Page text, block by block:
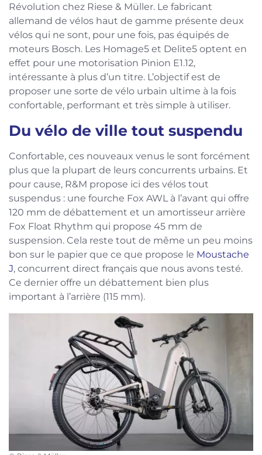
Révolution chez Riese & Müller. Le fabricant
allemand de vélos haut de gamme présente deux
vélos qui ne sont, pour une fois, pas équipés de
moteurs Bosch. Les Homage5 et Delite5 optent en
effet pour une motorisation Pinion E1.12,
intéressante à plus d’un titre. L’objectif est de
proposer une sorte de vélo urbain ultime à la fois
confortable, performant et très simple à utiliser.
Du vélo de ville tout suspendu
Confortable, ces nouveaux venus le sont forcément
plus que la plupart de leurs concurrents urbains. Et
pour cause, R&M propose ici des vélos tout
suspendus : une fourche Fox AWL à l’avant qui offre
120 mm de débattement et un amortisseur arrière
Fox Float Rhythm qui propose 45 mm de
suspension. Cela reste tout de même un peu moins
bon sur le papier que ce que propose le Moustache
J, concurrent direct français que nous avons testé.
Ce dernier offre un débattement bien plus
important à l’arrière (115 mm).